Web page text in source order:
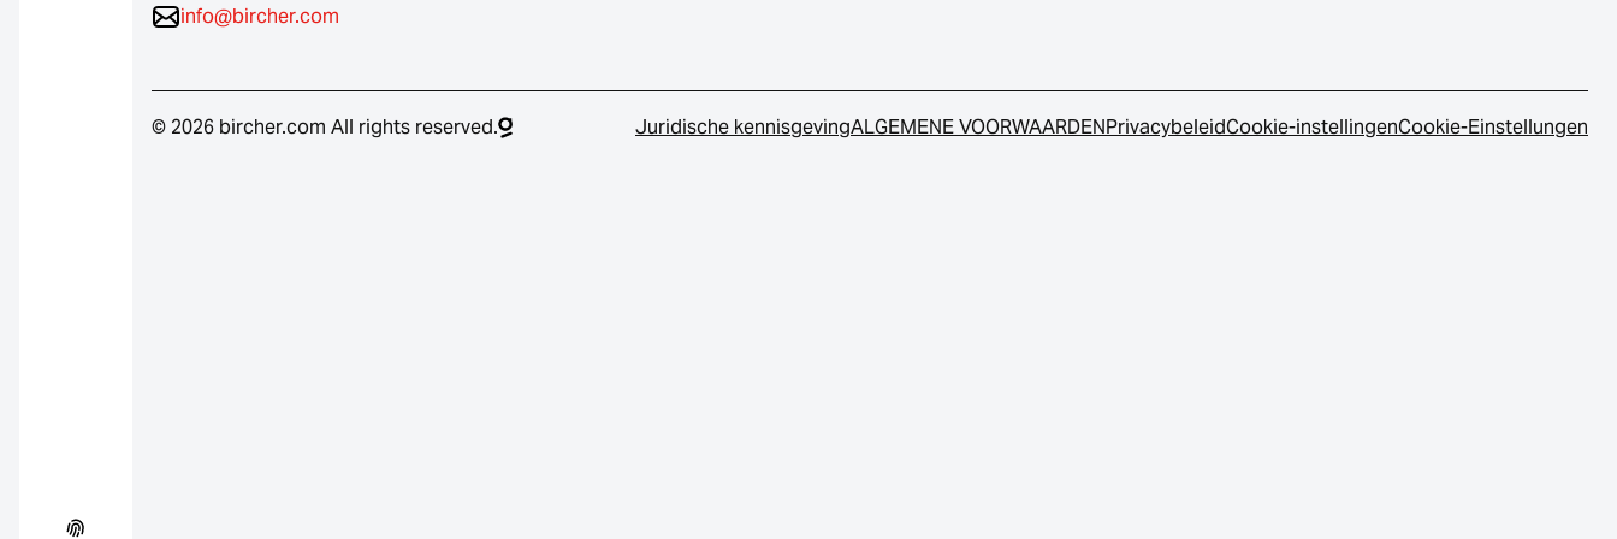
info@bircher.com
© 2026 bircher.com All rights reserved. Juridische kennisgevingALGEMENE VOORWAARDENPrivacybeleidCookie-instellingenCookie-Einstellungen